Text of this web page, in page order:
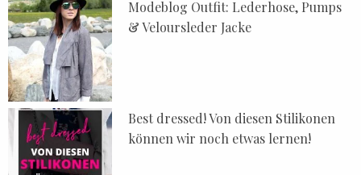
Modeblog Outfit: Lederhose, Pumps
& Veloursleder Jacke
Best dressed! Von diesen Stilikonen
können wir noch etwas lernen!